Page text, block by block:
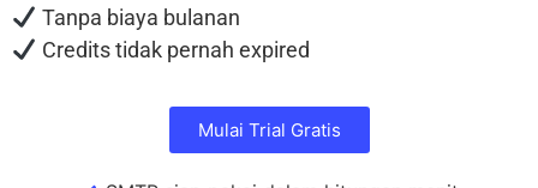
Tanpa biaya bulanan
Credits tidak pernah expired
Mulai Trial Gratis